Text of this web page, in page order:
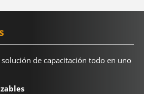
de capacitación todo en uno